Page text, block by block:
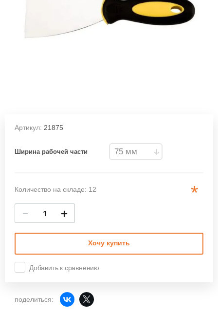
Артикул: 21875
Ширина рабочей части
Количество на складе: 12 *
− +
Хочу купить
Добавить к сравнению
поделиться: